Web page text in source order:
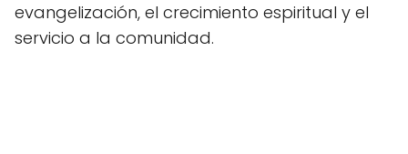
evangelización, el crecimiento espiritual y el
servicio a la comunidad.